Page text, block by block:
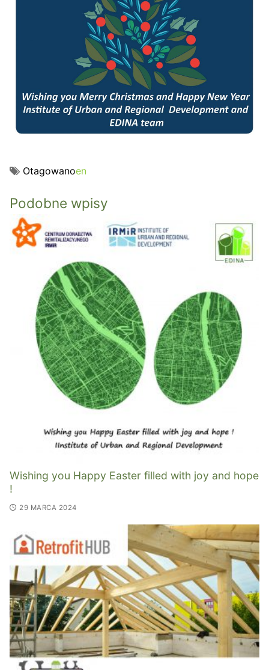
Otagowanoen
Podobne wpisy
Wishing you Happy Easter filled with joy and hope
!
29 MARCA 2024